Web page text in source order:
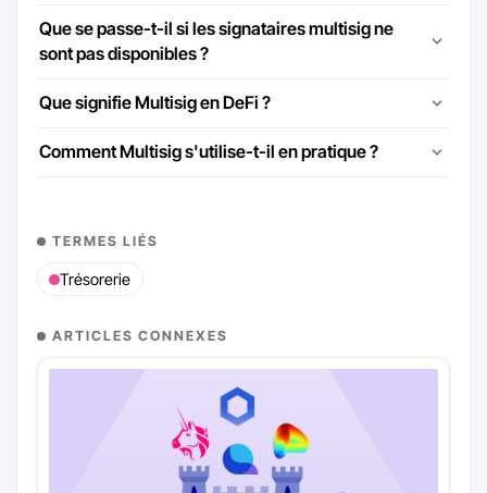
Que se passe-t-il si les signataires multisig ne
sont pas disponibles ?
Que signifie Multisig en DeFi ?
Comment Multisig s'utilise-t-il en pratique ?
TERMES LIÉS
Trésorerie
ARTICLES CONNEXES